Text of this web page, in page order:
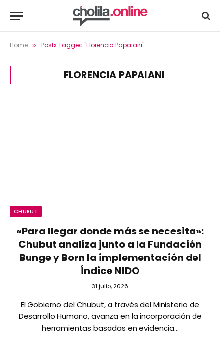
Home » Posts Tagged "Florencia Papaiani"
FLORENCIA PAPAIANI
CHUBUT
«Para llegar donde más se necesita»:
Chubut analiza junto a la Fundación
Bunge y Born la implementación del
Índice NIDO
31 julio, 2026
El Gobierno del Chubut, a través del Ministerio de
Desarrollo Humano, avanza en la incorporación de
herramientas basadas en evidencia…